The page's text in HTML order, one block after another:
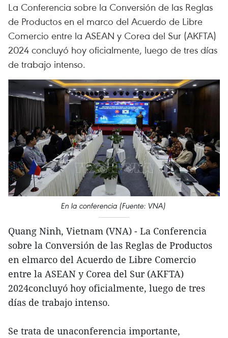
La Conferencia sobre la Conversión de las Reglas
de Productos en el marco del Acuerdo de Libre
Comercio entre la ASEAN y Corea del Sur (AKFTA)
2024 concluyó hoy oficialmente, luego de tres días
de trabajo intenso.
En la conferencia (Fuente: VNA)
Quang Ninh, Vietnam (VNA) - La Conferencia
sobre la Conversión de las Reglas de Productos
en elmarco del Acuerdo de Libre Comercio
entre la ASEAN y Corea del Sur (AKFTA)
2024concluyó hoy oficialmente, luego de tres
días de trabajo intenso.
Se trata de unaconferencia importante,